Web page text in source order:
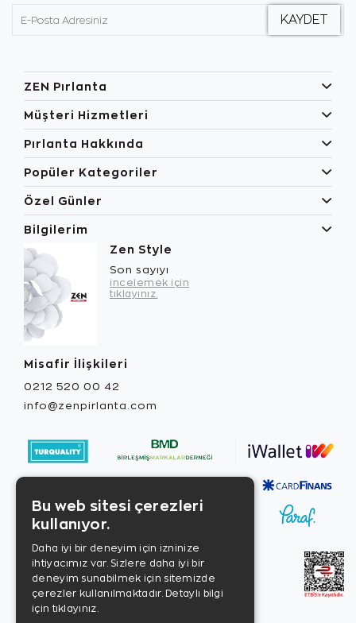
ZEN Pırlanta
Müşteri Hizmetleri
Pırlanta Hakkında
Popüler Kategoriler
Özel Günler
Bilgilerim
Zen Style
Son sayıyı
incelemek için
tıklayınız.
Misafir İlişkileri
0212 520 00 42
info@zenpirlanta.com
Bu web sitesi çerezleri
kullanıyor.
Daha iyi bir deneyim için izninize
ihtiyacımız var. Sizlere daha iyi bir
deneyim sunabilmek için sitemizde
çerezler kullanılmaktadır. Detaylı bilgi
için tıklayınız.